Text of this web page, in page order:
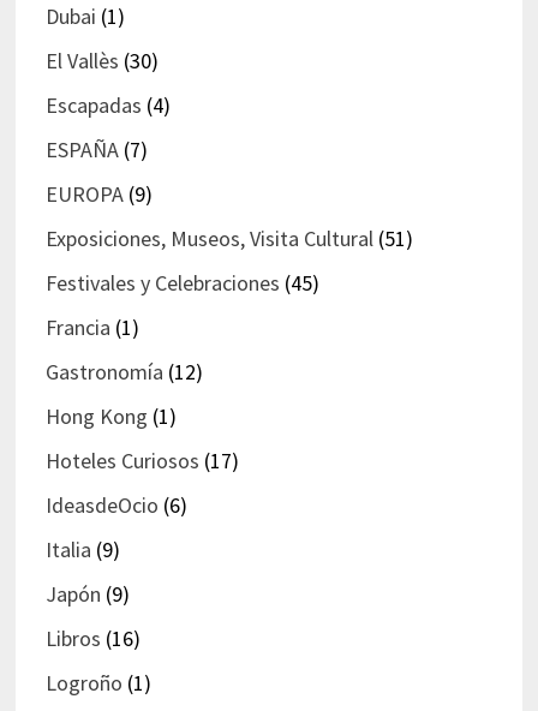
Dubai (1)
El Vallès (30)
Escapadas (4)
ESPAÑA(7)
EUROPA(9)
Exposiciones, Museos, Visita Cultural(51)
Festivales y Celebraciones (45)
Francia (1)
Gastronomía (12)
Hong Kong (1)
Hoteles Curiosos (17)
IdeasdeOcio (6)
Italia (9)
Japón (9)
Libros (16)
Logroño (1)